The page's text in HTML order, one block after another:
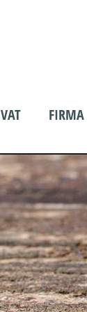
FIRMA